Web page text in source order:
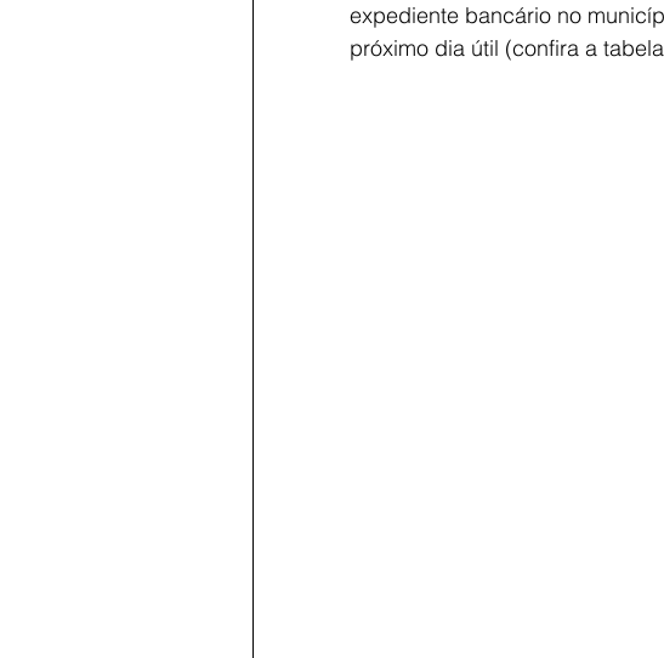
expediente bancário no
próximo dia útil (confira a